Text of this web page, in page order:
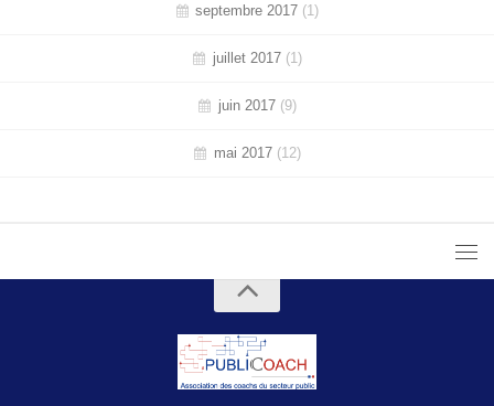
septembre 2017 (1)
juillet 2017(1)
juin 2017(9)
mai 2017(12)